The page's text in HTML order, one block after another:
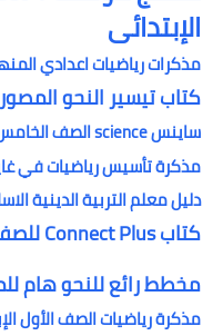
الإبتدائى
مذكرات رياضيات اعدادي
كتاب تيسير النحو
ساينس science الصف الخامس الإبتدائى الترم الاول
مذكرة تأسيس رياضيات في
دليل معلم التربية الدينية
كتاب Connect Plus للصف الأول الابتدائى
مخطط رائع للنحو هام
مذكرة رياضيات الصف الأول